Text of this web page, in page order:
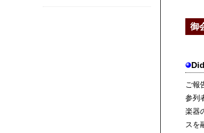
御
ご報
参列
楽器
スを